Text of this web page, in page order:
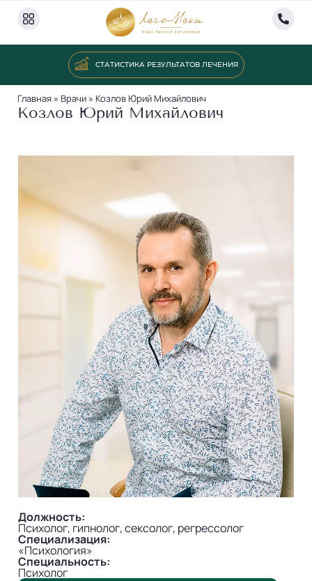
СТАТИСТИКА РЕЗУЛЬТАТОВ ЛЕЧЕНИЯ
Главная» Врачи» Козлов Юрий Михайлович
Козлов Юрий Михайлович
Должность:
Психолог, гипнолог, сексолог, регрессолог
Специализация:
«Психология»
Специальность:
Психолог